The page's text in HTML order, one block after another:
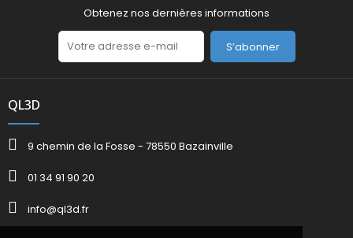
Obtenez nos dernières informations
S’abonner
QL3D
9 chemin de la Fosse - 78550 Bazainville
01 34 91 90 20
info@ql3d.fr